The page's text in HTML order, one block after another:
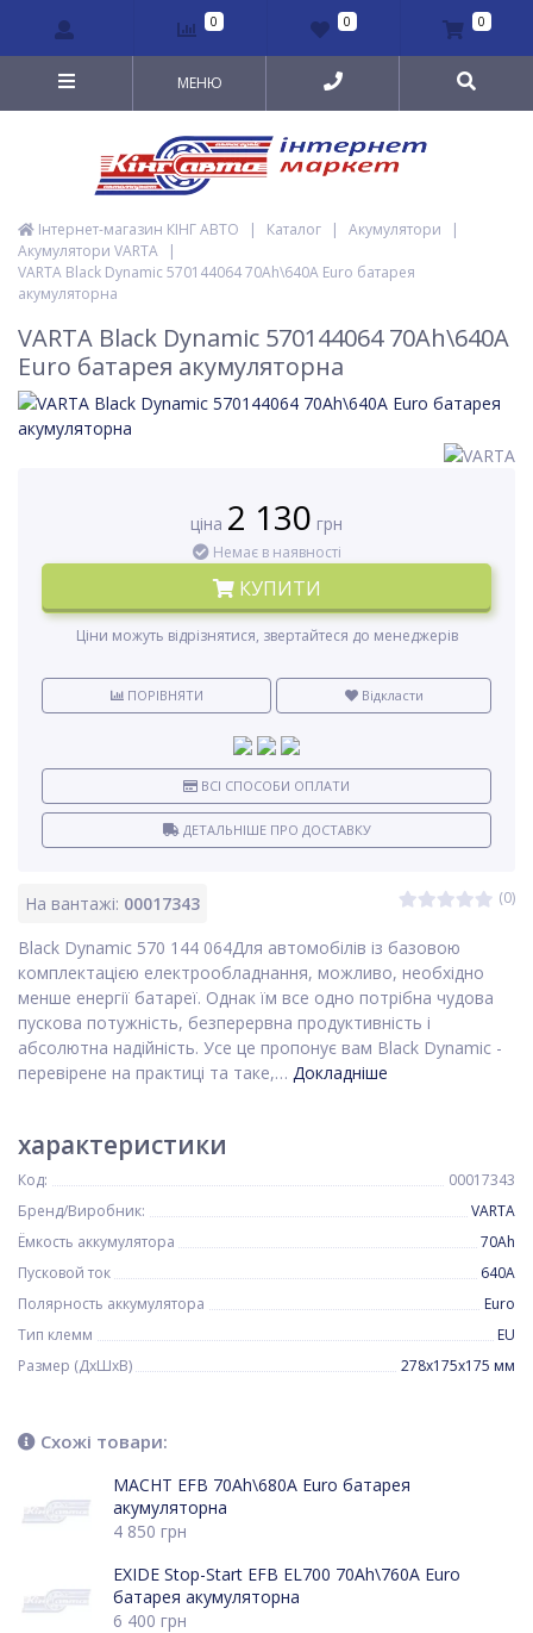
0 0 0
МЕНЮ
Інтернет-магазин КІНГ АВТО | Каталог | Акумулятори
|
Акумулятори VARTA
|
VARTA Black Dynamic 570144064 70Ah\640A Euro батарея
акумуляторна
VARTA Black Dynamic 570144064 70Ah\640A
Euro батарея акумуляторна
На вантажі: 00017343 (0)
Black Dynamic 570 144 064Для автомобілів із базовою
комплектацією електрообладнання, можливо, необхідно
менше енергії батареї. Однак їм все одно потрібна чудова
пускова потужність, безперервна продуктивність і
абсолютна надійність. Усе це пропонує вам Black Dynamic -
перевірене на практиці та таке,… Докладніше
ціна 2 130 грн
Немає в наявності
КУПИТИ
Ціни можуть відрізнятися, звертайтеся до менеджерів
ПОРІВНЯТИ Відкласти
ВСІ СПОСОБИ ОПЛАТИ
ДЕТАЛЬНІШЕ ПРО ДОСТАВКУ
Схожі товари:
MACHT EFB 70Ah\680A Euro батарея
акумуляторна
4 850 грн
EXIDE Stop-Start EFB EL700 70Ah\760A Euro
батарея акумуляторна
6 400 грн
характеристики
Код:
00017343
Бренд/Виробник:
VARTA
Ёмкость аккумулятора
70Ah
Пусковой ток
640A
Полярность аккумулятора
Euro
Тип клемм
EU
Размер (ДхШхВ)
278x175x175 мм